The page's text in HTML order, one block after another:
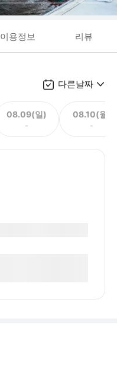
이용정보 리뷰
다른날짜
08.09(일)
-
08.10(월)
-